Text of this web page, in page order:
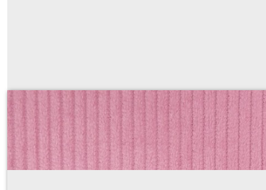
ROSE clair ORCHIDEE
Sur demande